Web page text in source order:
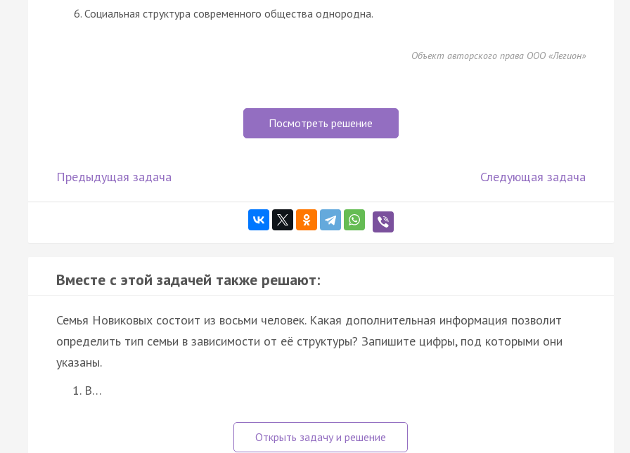
Социальная структура современного общества однородна.
Объект авторского права ООО «Легион»
Посмотреть решение
Предыдущая задача Следующая задача
Вместе с этой задачей также решают:
Семья Новиковых состоит из восьми человек. Какая дополнительная информация позволит
определить тип семьи в зависимости от её структуры? Запишите цифры, под которыми они
указаны.
В…